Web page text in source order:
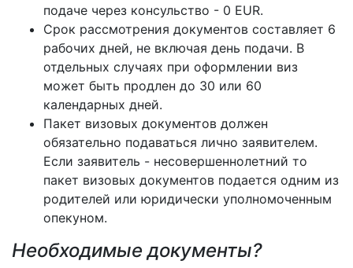
подаче через консульство - 0 EUR.
Срок рассмотрения документов составляет 6
рабочих дней, не включая день подачи. В
отдельных случаях при оформлении виз
может быть продлен до 30 или 60
календарных дней.
Пакет визовых документов должен
обязательно подаваться лично заявителем.
Если заявитель - несовершеннолетний то
пакет визовых документов подается одним из
родителей или юридически уполномоченным
опекуном.
Необходимые документы?